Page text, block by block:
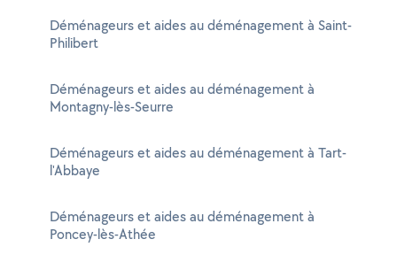
Déménageurs et aides au déménagement à Saint-
Philibert
Déménageurs et aides au déménagement à
Montagny-lès-Seurre
Déménageurs et aides au déménagement à Tart-
l'Abbaye
Déménageurs et aides au déménagement à
Poncey-lès-Athée